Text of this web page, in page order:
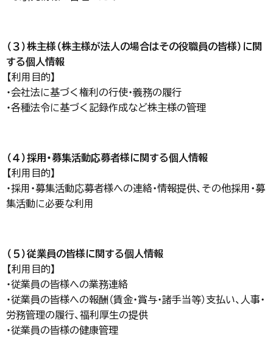
（３）株主様（株主様が法人の場合はその役職員の皆様）に関
する個人情報
【利用目的】
・会社法に基づく権利の行使・義務の履行
・各種法令に基づく記録作成など株主様の管理
（４）採用・募集活動応募者様に関する個人情報
【利用目的】
・採用・募集活動応募者様への連絡・情報提供、その他採用・募
集活動に必要な利用
（５）従業員の皆様に関する個人情報
【利用目的】
・従業員の皆様への業務連絡
・従業員の皆様への報酬（賃金・賞与・諸手当等）支払い、人事・
労務管理の履行、福利厚生の提供
・従業員の皆様の健康管理